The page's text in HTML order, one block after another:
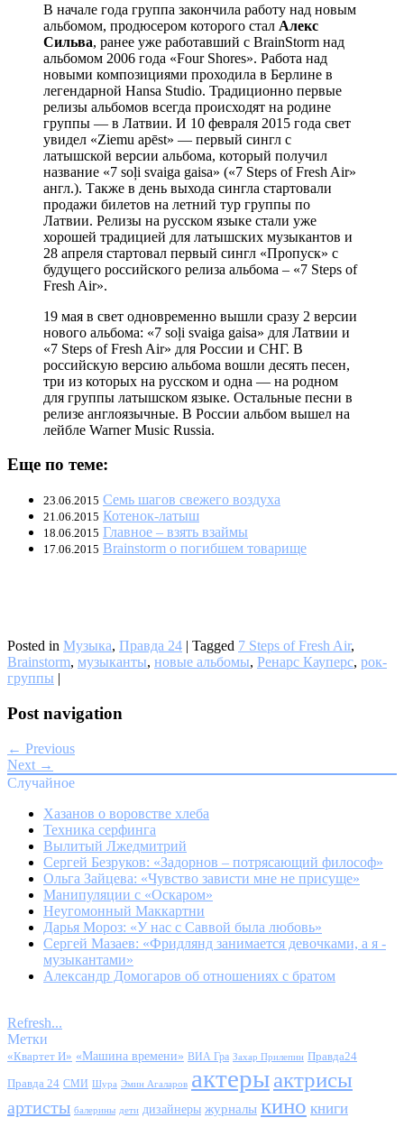
В начале года группа закончила работу над новым
альбомом, продюсером которого стал Алекс
Сильва, ранее уже работавший с BrainStorm над
альбомом 2006 года «Four Shores». Работа над
новыми композициями проходила в Берлине в
легендарной Hansa Studio. Традиционно первые
релизы альбомов всегда происходят на родине
группы — в Латвии. И 10 февраля 2015 года свет
увидел «Ziemu apēst» — первый сингл с
латышской версии альбома, который получил
название «7 soļi svaiga gaisa» («7 Steps of Fresh Air»
англ.). Также в день выхода сингла стартовали
продажи билетов на летний тур группы по
Латвии. Релизы на русском языке стали уже
хорошей традицией для латышских музыкантов и
28 апреля стартовал первый сингл «Пропуск» с
будущего российского релиза альбома – «7 Steps of
Fresh Air».
19 мая в свет одновременно вышли сразу 2 версии
нового альбома: «7 soļi svaiga gaisa» для Латвии и
«7 Steps of Fresh Air» для России и СНГ. В
российскую версию альбома вошли десять песен,
три из которых на русском и одна — на родном
для группы латышском языке. Остальные песни в
релизе англоязычные. В России альбом вышел на
лейбле Warner Music Russia.
Еще по теме:
23.06.2015 Семь шагов свежего воздуха
21.06.2015 Котенок-латыш
18.06.2015 Главное – взять взаймы
17.06.2015 Brainstorm о погибшем товарище
Posted in Музыка, Правда 24 | Tagged 7 Steps of Fresh Air,
Brainstorm, музыканты, новые альбомы, Ренарс Кауперс, рок-
группы |
Post navigation
← Previous
Next →
Случайное
Хазанов о воровстве хлеба
Техника серфинга
Вылитый Лжедмитрий
Сергей Безруков: «Задорнов – потрясающий философ»
Ольга Зайцева: «Чувство зависти мне не присуще»
Манипуляции с «Оскаром»
Неугомонный Маккартни
Дарья Мороз: «У нас с Саввой была любовь»
Сергей Мазаев: «Фридлянд занимается девочками, а я -
музыкантами»
Александр Домогаров об отношениях с братом
Refresh...
Метки
«Квартет И» «Машина времени» ВИА Гра Захар Прилепин Правда24
Правда 24 СМИ Шура Эмин Агаларов актерыактрисы
артисты балерины дети дизайнеры журналы кино книги